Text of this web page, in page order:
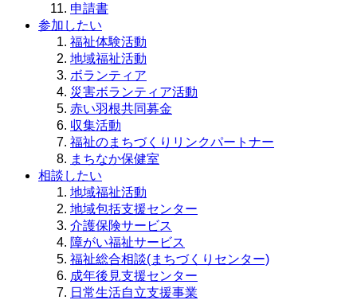
申請書
参加したい
福祉体験活動
地域福祉活動
ボランティア
災害ボランティア活動
赤い羽根共同募金
収集活動
福祉のまちづくりリンクパートナー
まちなか保健室
相談したい
地域福祉活動
地域包括支援センター
介護保険サービス
障がい福祉サービス
福祉総合相談(まちづくりセンター)
成年後見支援センター
日常生活自立支援事業